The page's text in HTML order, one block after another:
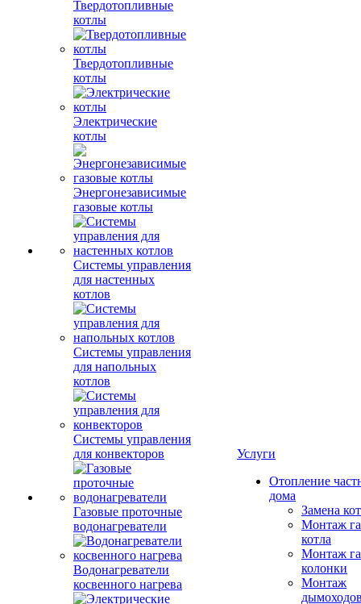
Твердотопливные
котлы
Твердотопливные
котлы
Электрические
котлы
Энергонезависимые
газовые котлы
Системы управления
для настенных
котлов
Системы управления
для напольных
котлов
Системы управления
для конвекторов
Газовые проточные
водонагреватели
Водонагреватели
косвенного нагрева
Услуги
Отопление
дома
Замена
Монтаж
котла
Монтаж
колонки
Монтаж